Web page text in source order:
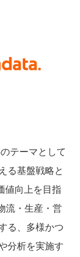
テーマとして
る基盤戦略と
値向上を目指
流・生産・営
る、多様かつ
分析を実施す